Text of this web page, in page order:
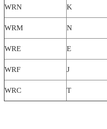
WRN K
WRM N
WRE E
WRF J
WRC T